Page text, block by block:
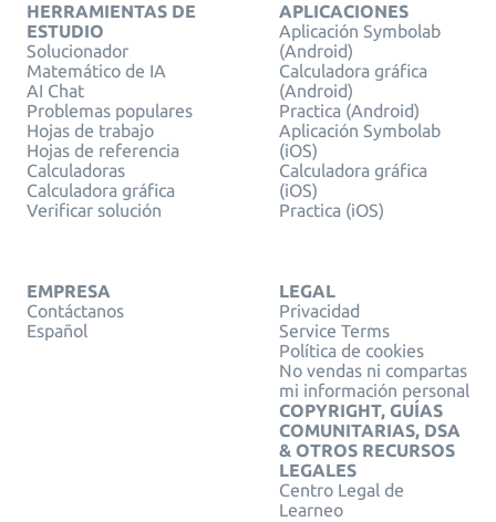
HERRAMIENTAS DE
ESTUDIO
Solucionador
Matemático de IA
AI Chat
Problemas populares
Hojas de trabajo
Hojas de referencia
Calculadoras
Calculadora gráfica
Verificar solución
APLICACIONES
Aplicación Symbolab
(Android)
Calculadora gráfica
(Android)
Practica (Android)
Aplicación Symbolab
(iOS)
Calculadora gráfica
(iOS)
Practica (iOS)
EMPRESA
Contáctanos
Español
LEGAL
Privacidad
Service Terms
Política de cookies
No vendas ni compartas
mi información personal
COPYRIGHT, GUÍAS
COMUNITARIAS, DSA
& OTROS RECURSOS
LEGALES
Centro Legal de
Learneo